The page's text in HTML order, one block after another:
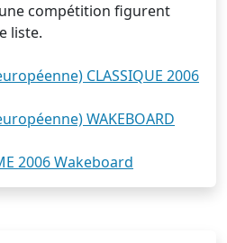
compétition figurent
liste.
CLASSIQUE 2006
WAKEBOARD
2006 Wakeboard